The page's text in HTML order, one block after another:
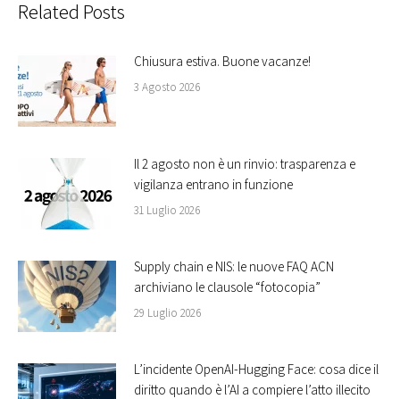
Related Posts
Chiusura estiva. Buone vacanze!
3 Agosto 2026
Il 2 agosto non è un rinvio: trasparenza e
vigilanza entrano in funzione
31 Luglio 2026
Supply chain e NIS: le nuove FAQ ACN
archiviano le clausole “fotocopia”
29 Luglio 2026
L’incidente OpenAI-Hugging Face: cosa dice il
diritto quando è l’AI a compiere l’atto illecito